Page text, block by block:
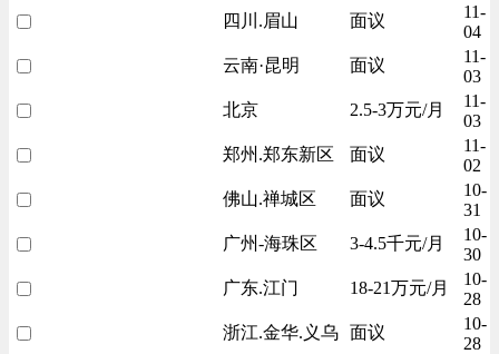
四川.眉山
面议
11-
04
云南·昆明
面议
11-
03
北京
2.5-3万元/月
11-
03
郑州.郑东新区
面议
11-
02
佛山.禅城区
面议
10-
31
广州-海珠区
3-4.5千元/月
10-
30
广东.江门
18-21万元/月
10-
28
浙江.金华.义乌 面议
10-
28